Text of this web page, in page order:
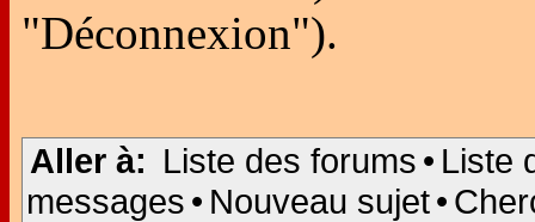
"Déconnexion").
Aller à: Liste des forums • Liste
messages • Nouveau sujet•